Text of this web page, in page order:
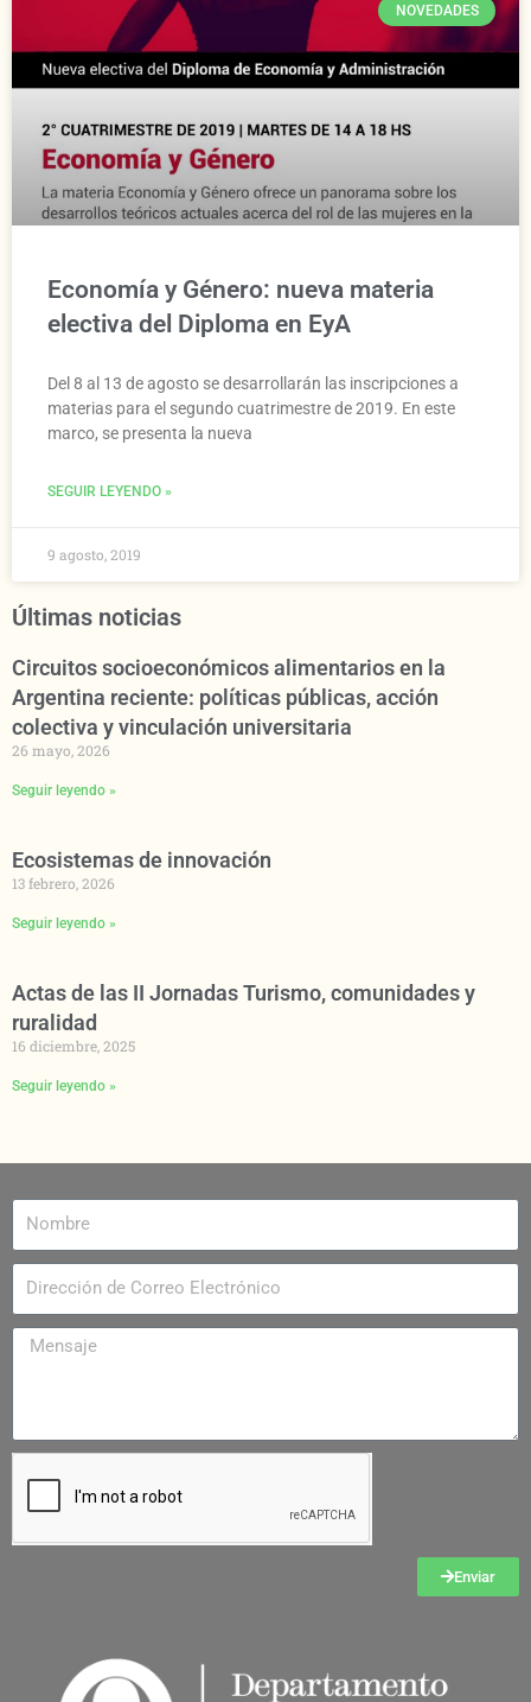
NOVEDADES
Economía y Género: nueva materia
electiva del Diploma en EyA
Del 8 al 13 de agosto se desarrollarán las inscripciones a
materias para el segundo cuatrimestre de 2019. En este
marco, se presenta la nueva
SEGUIR LEYENDO »
9 agosto, 2019
Últimas noticias
Circuitos socioeconómicos alimentarios en la
Argentina reciente: políticas públicas, acción
colectiva y vinculación universitaria
26 mayo, 2026
Seguir leyendo »
Ecosistemas de innovación
13 febrero, 2026
Seguir leyendo »
Actas de las II Jornadas Turismo, comunidades y
ruralidad
16 diciembre, 2025
Seguir leyendo »
Enviar